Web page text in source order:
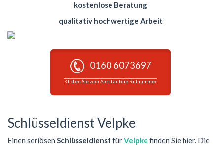
kostenlose Beratung
qualitativ hochwertige Arbeit
0160 6073697
Klicken Sie zum Anruf auf die Rufnummer
Schlüsseldienst Velpke
Einen seriösen Schlüsseldienst fürVelpke finden Sie hier. Die